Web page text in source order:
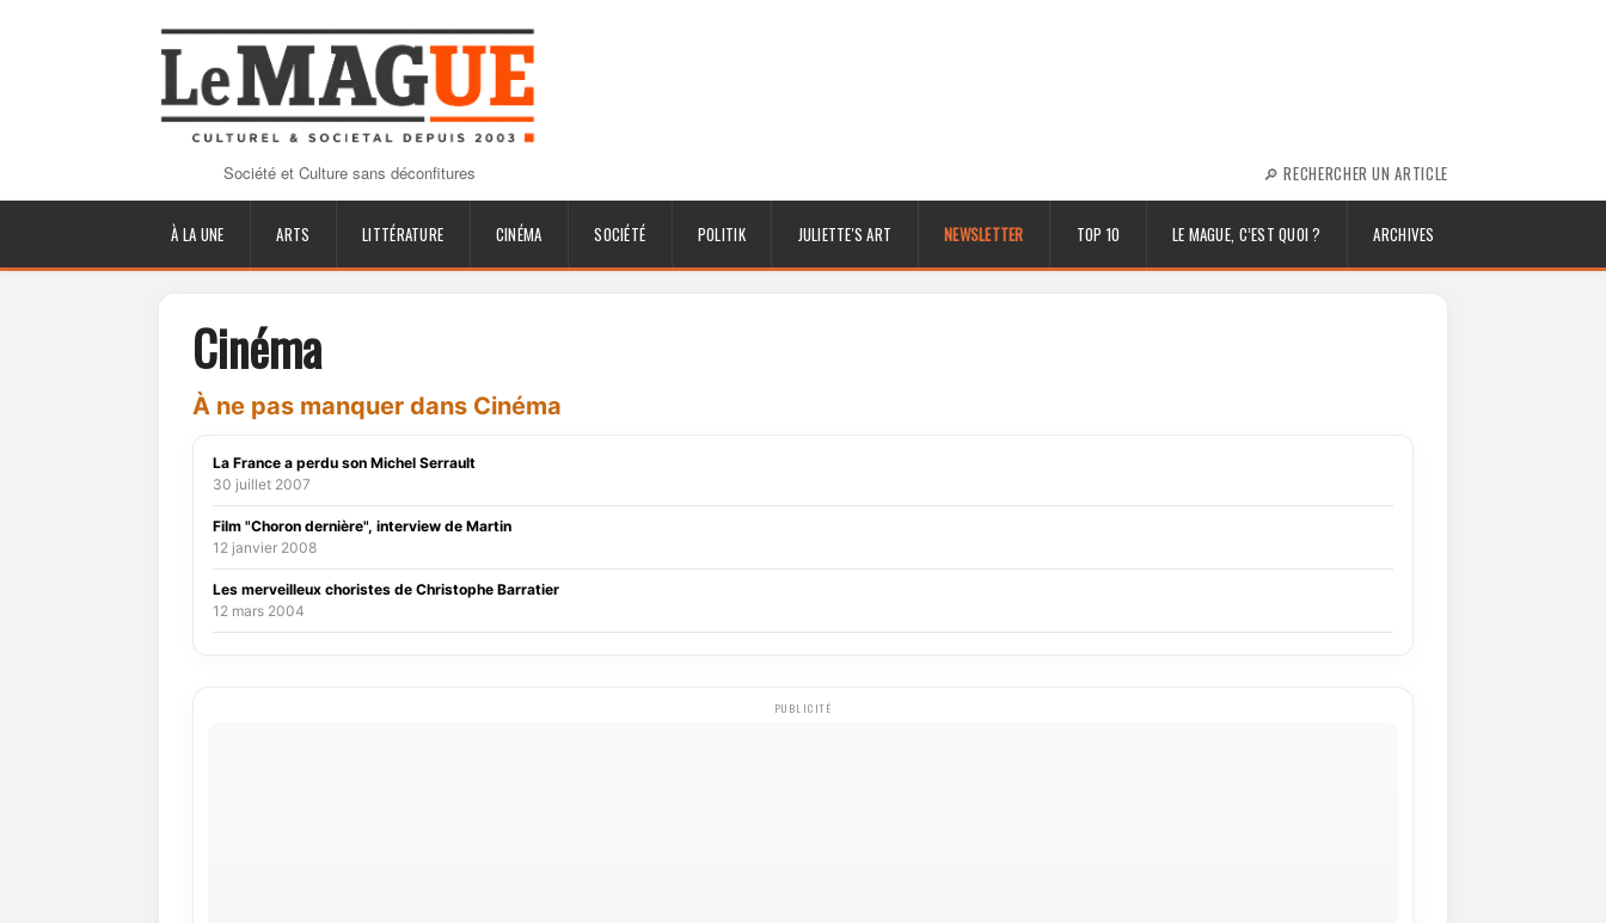
Société et Culture sans déconfitures 🔎 RECHERCHER UN ARTICLE
À LA UNE ARTS LITTÉRATURE CINÉMA SOCIÉTÉ POLITIK JULIETTE'S ART NEWSLETTER TOP 10 LE MAGUE, C’EST QUOI ? ARCHIVES
Cinéma
À ne pas manquer dans Cinéma
La France a perdu son Michel Serrault
30 juillet 2007
Film "Choron dernière", interview de Martin
12 janvier 2008
Les merveilleux choristes de Christophe Barratier
12 mars 2004
PUBLICITÉ